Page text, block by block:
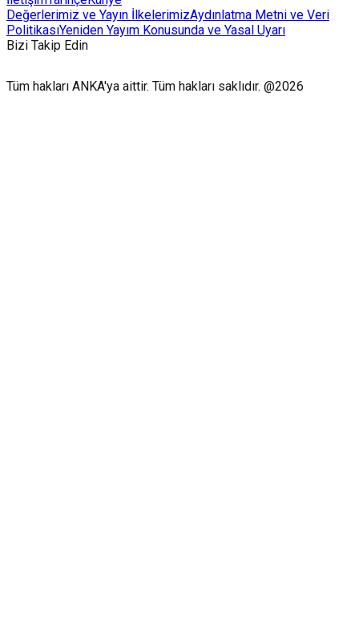
Değerlerimiz ve Yayın İlkelerimizAydınlatma Metni ve Veri
PolitikasıYeniden Yayım Konusunda ve Yasal Uyarı
Bizi Takip Edin
Tüm hakları ANKA'ya aittir. Tüm hakları saklıdır. @2026